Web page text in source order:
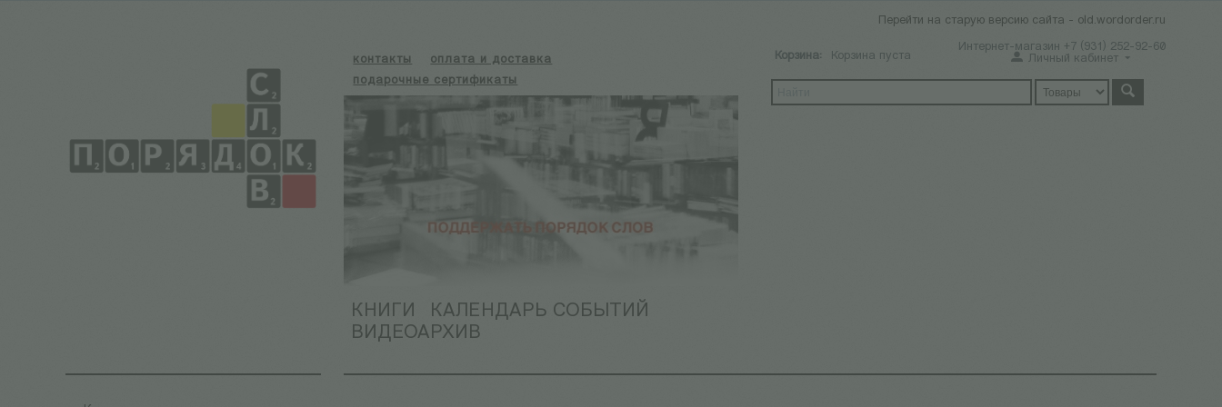
Перейти на старую версию сайта - old.wordorder.ru
Интернет-магазин +7 (931) 252-92-60
контакты
оплата и доставка
подарочные сертификаты
КНИГИ
КАЛЕНДАРЬ СОБЫТИЙ
ВИДЕОАРХИВ
Корзина: Корзина пуста Личный кабинет